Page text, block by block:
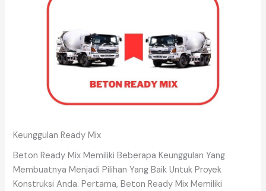
Keunggulan Ready Mix
Beton Ready Mix Memiliki Beberapa Keunggulan Yang
Membuatnya Menjadi Pilihan Yang Baik Untuk Proyek
Konstruksi Anda. Pertama, Beton Ready Mix Memiliki